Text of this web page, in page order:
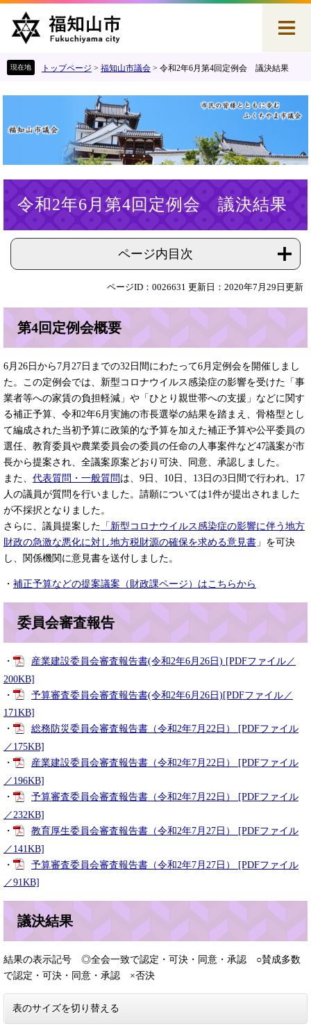
で
。
ば
て
へ
トップページ > 福知山市議会 > 令和2年6月第4回定例会 議決結果
令和2年6月第4回定例会 議決結果
ページ内目次
ページID：0026631 更新日：2020年7月29日更新
第4回定例会概要
6月26日から7月27日までの32日間にわたって6月定例会を開催しまし
た。この定例会では、新型コロナウイルス感染症の影響を受けた「事
業者等への家賃の負担軽減」や「ひとり親世帯への支援」などに関す
る補正予算、令和2年6月実施の市長選挙の結果を踏まえ、骨格型とし
て編成された当初予算に政策的な予算を加えた補正予算や公平委員の
選任、教育委員や農業委員会の委員の任命の人事案件など47議案が市
長から提案され、全議案原案どおり可決、同意、承認しました。
また、 代表質問・一般質問 は、9日、10日、13日の3日間で行われ、17
人の議員が質問を行いました。請願については1件が提出されました
が不採択となりました。
さらに、議員提案した 「新型コロナウイルス感染症の影響に伴う地方
財政の急激な悪化に対し地方税財源の確保を求める意見書 」を可決
し、関係機関に意見書を送付しました。
・ 補正予算などの提案議案（財政課ページ）はこちらから
委員会審査報告
・
産業建設委員会審査報告書(令和2年6月26日) [PDFファイル／
200KB]
・
予算審査委員会審査報告書(令和2年6月26日)[PDFファイル／
171KB]
・
総務防災委員会審査報告書（令和2年7月22日） [PDFファイル
／175KB]
・
産業建設委員会審査報告書（令和2年7月22日） [PDFファイル
／196KB]
・
予算審査委員会審査報告書（令和2年7月22日） [PDFファイル
／232KB]
・
教育厚生委員会審査報告書（令和2年7月27日） [PDFファイル
／141KB]
・
予算審査委員会審査報告書（令和2年7月27日） [PDFファイル
／91KB]
議決結果
結果の表示記号 ◎全会一致で認定・可決・同意・承認 ○賛成多数
で認定・可決・同意・承認 ×否決
表のサイズを切り替える